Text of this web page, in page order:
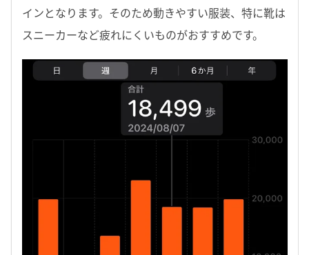
インとなります。そのため動きやすい服装、特に靴は
スニーカーなど疲れにくいものがおすすめです。